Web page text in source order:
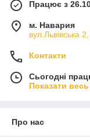
Працює з
м. Навария
вул.Львівська
Контакти
Сьогодні
Показати
Про нас